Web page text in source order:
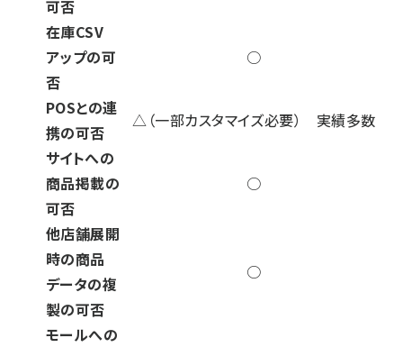
可否
在庫CSV
アップの可
否
○
POSとの連
携の可否
△（一部カスタマイズ必要） 実績多数
サイトへの
商品掲載の
可否
○
他店舗展開
時の商品
データの複
製の可否
○
モールへの